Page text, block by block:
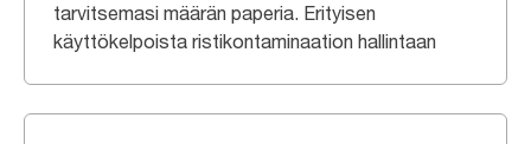
tarvitsemasi määrän paperia. Erityisen
käyttökelpoista ristikontaminaation hallintaan